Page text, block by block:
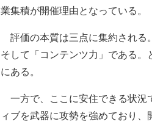
業集積が開催理由となっている。
評価の本質は三点に集約される
そして「コンテンツ力」である。
にある。
一方で、ここに安住できる状況
ィブを武器に攻勢を強めており、